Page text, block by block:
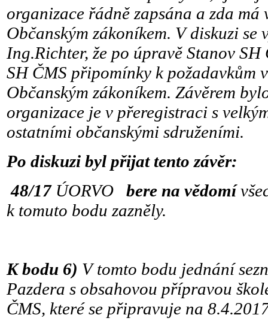
organizace řádně zapsána a zda má
Občanským zákoníkem. V diskuzi
Ing.Richter, že po úpravě Stanov
SH ČMS připomínky k požadavkům
Občanským zákoníkem. Závěrem
organizace je v přeregistraci s
ostatními občanskými sdruženími.
Po diskuzi byl přijat tento závěr:
48/17 ÚORVO bere na vědomí
k tomuto bodu zazněly.
K bodu 6) V tomto bodu jednání
Pazdera s obsahovou přípravou
ČMS, které se připravuje na